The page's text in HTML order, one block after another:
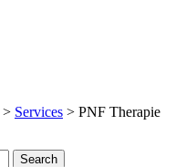
> Services > PNF Therapie
Search